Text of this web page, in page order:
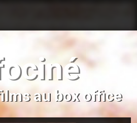
au box office